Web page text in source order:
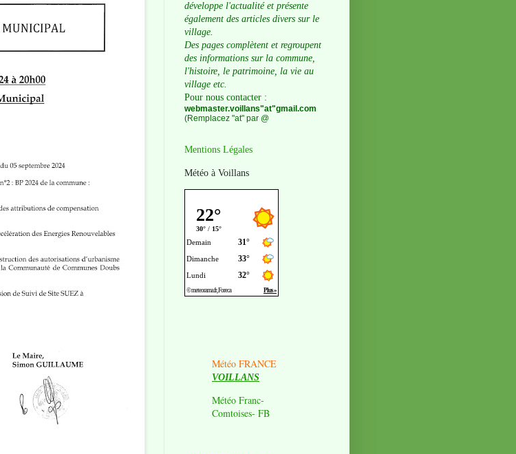
développe l'actualité et présente
également des articles divers sur le
village.
Des pages complètent et regroupent
des informations sur la commune,
l'histoire, le patrimoine, la vie au
village etc.
Pour nous contacter :
webmaster.voillans"at"gmail.com
(Remplacez "at" par @
Mentions Légales
Météo à Voillans
Météo FRANCE
VOILLANS
Météo Franc-
Comtoises- FB